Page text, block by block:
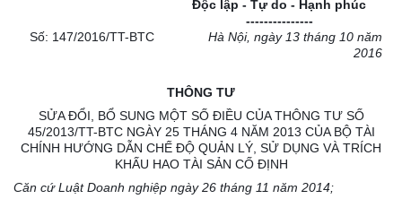
Độc lập - Tự do - Hạnh phúc
---------------
Số: 147/2016/TT-BTC
Hà Nội, ngày 13 tháng 10 năm
2016
THÔNG TƯ
SỬA ĐỔI, BỔ SUNG MỘT SỐ ĐIỀU CỦA THÔNG TƯ SỐ
45/2013/TT-BTC NGÀY 25 THÁNG 4 NĂM 2013 CỦA BỘ TÀI
CHÍNH HƯỚNG DẪN CHẾ ĐỘ QUẢN LÝ, SỬ DỤNG VÀ TRÍCH
KHẤU HAO TÀI SẢN CỐ ĐỊNH
Căn cứ Luật Doanh nghiệp ngày 26 tháng 11 năm 2014;